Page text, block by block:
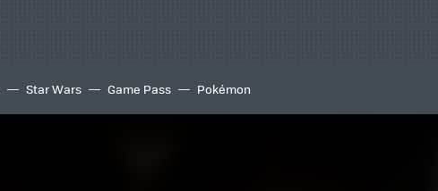
Star Wars Game Pass Pokémon